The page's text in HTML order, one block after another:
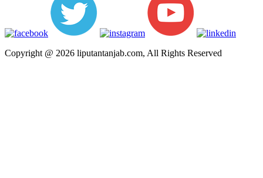
Copyright @ 2026 liputantanjab.com, All Rights Reserved